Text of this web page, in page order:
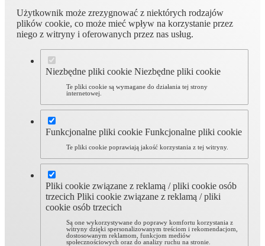
Użytkownik może zrezygnować z niektórych rodzajów
plików cookie, co może mieć wpływ na korzystanie przez
niego z witryny i oferowanych przez nas usług.
Niezbędne pliki cookie Niezbędne pliki cookie
Te pliki cookie są wymagane do działania tej strony
internetowej.
Funkcjonalne pliki cookie Funkcjonalne pliki cookie
Te pliki cookie poprawiają jakość korzystania z tej witryny.
Pliki cookie związane z reklamą / pliki cookie osób
trzecich Pliki cookie związane z reklamą / pliki
cookie osób trzecich
Są one wykorzystywane do poprawy komfortu korzystania z
witryny dzięki spersonalizowanym treściom i rekomendacjom,
dostosowanym reklamom, funkcjom mediów
społecznościowych oraz do analizy ruchu na stronie.